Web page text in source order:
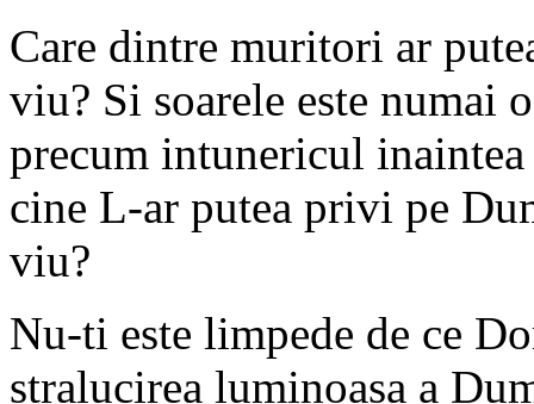
Care dintre muritori ar
viu? Si soarele este numai
precum intunericul
cine L-ar putea privi pe
viu?
Nu-ti este limpede de ce
stralucirea luminoasa a